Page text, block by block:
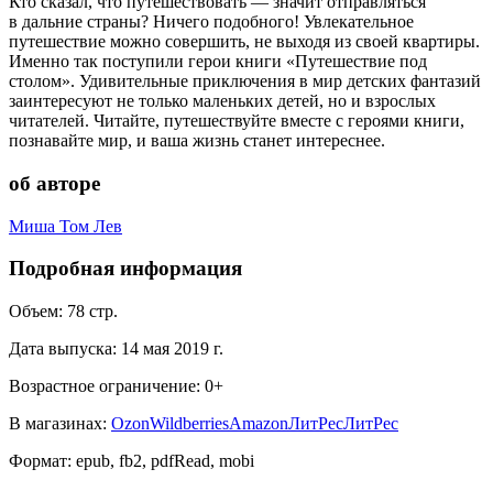
в дальние страны? Ничего подобного! Увлекательное
путешествие можно совершить, не выходя из своей квартиры.
Именно так поступили герои книги «Путешествие под
столом». Удивительные приключения в мир детских фантазий
заинтересуют не только маленьких детей, но и взрослых
читателей. Читайте, путешествуйте вместе с героями книги,
познавайте мир, и ваша жизнь станет интереснее.
об авторе
Миша Том Лев
Подробная информация
Объем: 78 стр.
Дата выпуска: 14 мая 2019 г.
Возрастное ограничение: 0+
В магазинах: OzonWildberriesAmazonЛитРесЛитРес
Формат: epub, fb2, pdfRead, mobi